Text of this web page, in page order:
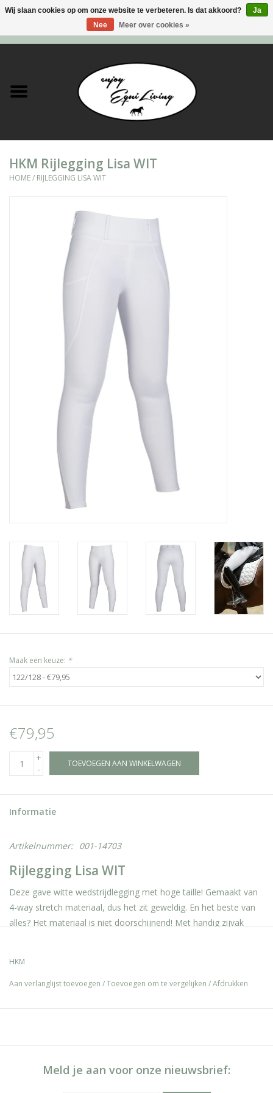
Stal en meer
Ruiter
Super Sales deals
HKM Rijlegging Lisa WIT
HOME/ RIJLEGGING LISA WIT
Maak een keuze: *
€79,95
+
-
TOEVOEGEN AAN WINKELWAGEN
Informatie
Artikelnummer: 001-14703
Rijlegging Lisa WIT
Deze gave witte wedstrijdlegging met hoge taille! Gemaakt van
4-way stretch materiaal, dus het zit geweldig. En het beste van
alles? Het materiaal is niet doorschijnend! Met handig zijvak
HKM
Aan verlanglijst toevoegen /Toevoegen om te vergelijken /Afdrukken
Meld je aan voor onze nieuwsbrief:
Wij slaan cookies op om onze website te verbeteren. Is dat akkoord?
Ja
Nee
Meer over cookies »